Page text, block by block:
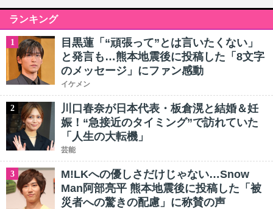
ランキング
1
目黒蓮「“頑張って”とは言いたくない」
と発言も…熊本地震後に投稿した「8文字
のメッセージ」にファン感動
イケメン
2
川口春奈が日本代表・板倉滉と結婚＆妊
娠！“急接近のタイミング”で訪れていた
「人生の大転機」
芸能
3
M!LKへの優しさだけじゃない…Snow
Man阿部亮平 熊本地震後に投稿した「被
災者への驚きの配慮」に称賛の声